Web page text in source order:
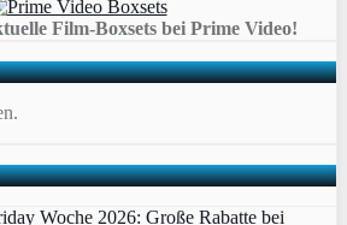
Film-Boxsets bei Prime Video!
Woche 2026: Große Rabatte bei